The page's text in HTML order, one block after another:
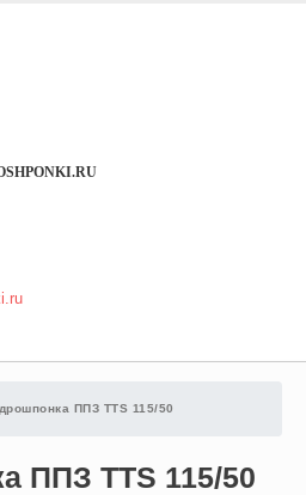
ППЗ TTS 115/50
ППЗ TTS 115/50